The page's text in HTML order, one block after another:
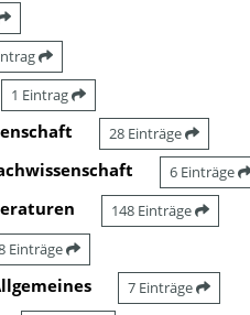
1 Eintrag
28 Einträge
6 Einträge
148 Einträge
Einträge
7 Einträge